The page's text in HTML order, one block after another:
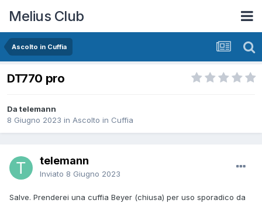
Melius Club
Ascolto in Cuffia
DT770 pro
Da telemann
8 Giugno 2023 in Ascolto in Cuffia
telemann
Inviato 8 Giugno 2023
Salve. Prenderei una cuffia Beyer (chiusa) per uso sporadico da